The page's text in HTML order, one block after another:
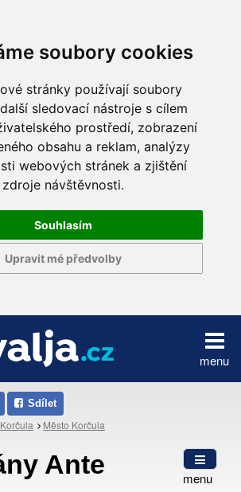
soubory cookies
stránky používají soubory
sledovací nástroje s cílem
prostředí, zobrazení
obsahu a reklam, analýzy
webových stránek a zjištění
zdroje návštěvnosti.
Souhlasím
Upravit mé předvolby
menu
Sdílet
Město Korčula
menu
Ante